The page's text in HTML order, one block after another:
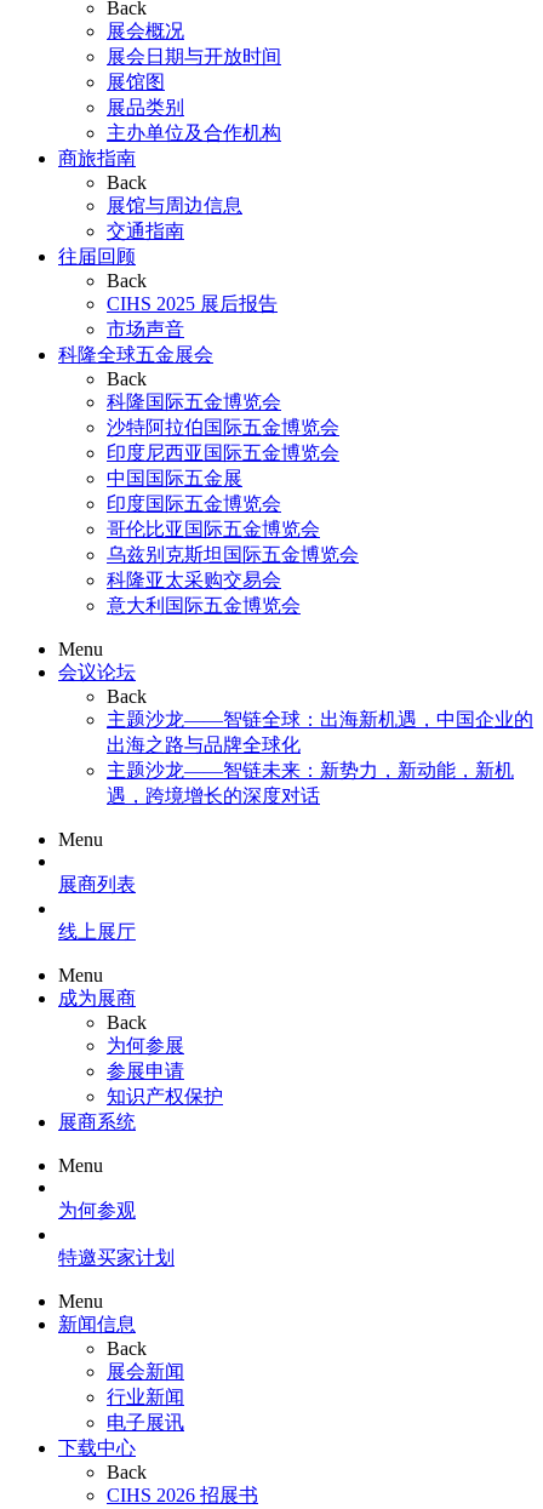
Back
展会概况
展会日期与开放时间
展馆图
展品类别
主办单位及合作机构
商旅指南
Back
展馆与周边信息
交通指南
往届回顾
Back
CIHS 2025 展后报告
市场声音
科隆全球五金展会
Back
科隆国际五金博览会
沙特阿拉伯国际五金博览会
印度尼西亚国际五金博览会
中国国际五金展
印度国际五金博览会
哥伦比亚国际五金博览会
乌兹别克斯坦国际五金博览会
科隆亚太采购交易会
意大利国际五金博览会
Menu
会议论坛
Back
主题沙龙——智链全球：出海新机遇，中国企业的
出海之路与品牌全球化
主题沙龙——智链未来：新势力，新动能，新机
遇，跨境增长的深度对话
Menu
展商列表
线上展厅
Menu
成为展商
Back
为何参展
参展申请
知识产权保护
展商系统
Menu
为何参观
特邀买家计划
Menu
新闻信息
Back
展会新闻
行业新闻
电子展讯
下载中心
Back
CIHS 2026 招展书